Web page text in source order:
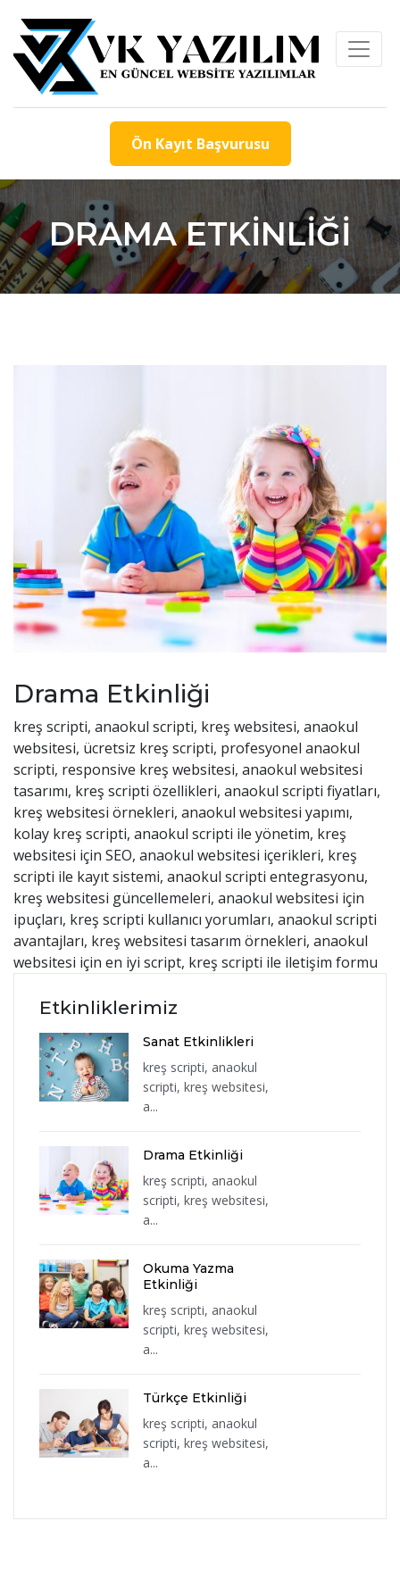
Ön Kayıt Başvurusu
DRAMA ETKINLIĞI
Drama Etkinliği
kreş scripti, anaokul scripti, kreş websitesi, anaokul
websitesi, ücretsiz kreş scripti, profesyonel anaokul
scripti, responsive kreş websitesi, anaokul websitesi
tasarımı, kreş scripti özellikleri, anaokul scripti fiyatları,
kreş websitesi örnekleri, anaokul websitesi yapımı,
kolay kreş scripti, anaokul scripti ile yönetim, kreş
websitesi için SEO, anaokul websitesi içerikleri, kreş
scripti ile kayıt sistemi, anaokul scripti entegrasyonu,
kreş websitesi güncellemeleri, anaokul websitesi için
ipuçları, kreş scripti kullanıcı yorumları, anaokul scripti
avantajları, kreş websitesi tasarım örnekleri, anaokul
websitesi için en iyi script, kreş scripti ile iletişim formu
Etkinliklerimiz
Sanat Etkinlikleri
kreş scripti, anaokul
scripti, kreş websitesi,
a...
Drama Etkinliği
kreş scripti, anaokul
scripti, kreş websitesi,
a...
Okuma Yazma
Etkinliği
kreş scripti, anaokul
scripti, kreş websitesi,
a...
Türkçe Etkinliği
kreş scripti, anaokul
scripti, kreş websitesi,
a...